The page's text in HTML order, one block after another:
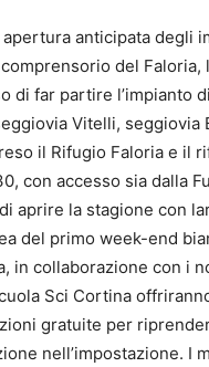
anticipata degli
del
di far partire l’impianto
Vitelli, seggiovia
il Rifugio Faloria e il
con accesso sia dalla
aprire la stagione con
del primo week-end
in collaborazione con i
Sci Cortina
gratuite per
nell’impostazione. I